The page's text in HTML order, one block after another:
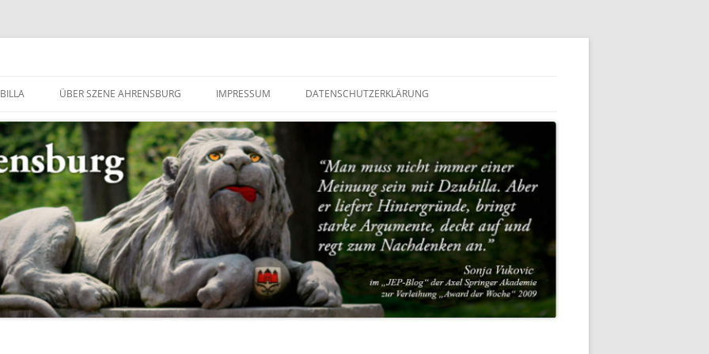
ÜBER SZENE AHRENSBURG IMPRESSUM DATENSCHUTZERKLÄRUNG